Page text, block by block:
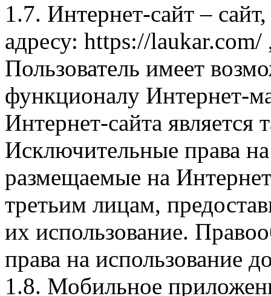
1.7. Интернет-сайт –
адресу: https://laukar.com/
Пользователь имеет
функционалу Интернет-
Интернет-сайта
Исключительные права
размещаемые на
третьим лицам,
их использование.
права на использование
1.8. Мобильное